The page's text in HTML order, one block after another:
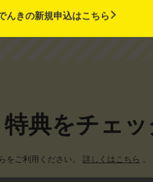
典をチェッ
をご利用ください。 詳しくはこちら 。
んきの新規申込はこちら